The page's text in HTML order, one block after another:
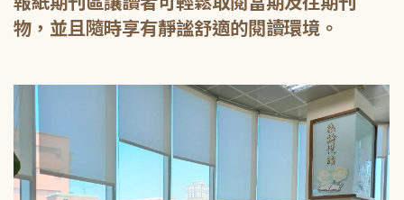
物，並且隨時享有靜謐舒適的閱讀環境。